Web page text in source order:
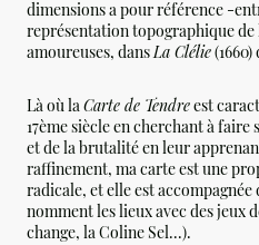
dimensions a pour référence -
représentation topographique
amoureuses, dansLa Clélie
Là où laCarte de Tendreest
17ème siècle en cherchant à faire
et de la brutalité en leur
raffinement, ma carte est une
radicale, et elle est
nomment les lieux avec des jeux
change, la Coline Sel...).